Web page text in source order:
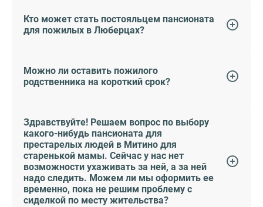
Кто может стать постояльцем пансионата
для пожилых в Люберцах?
Можно ли оставить пожилого
родственника на короткий срок?
Здравствуйте! Решаем вопрос по выбору
какого-нибудь пансионата для
престарелых людей в Митино для
старенькой мамы. Сейчас у нас нет
возможности ухаживать за ней, а за ней
надо следить. Можем ли мы оформить ее
временно, пока не решим проблему с
сиделкой по месту жительства?